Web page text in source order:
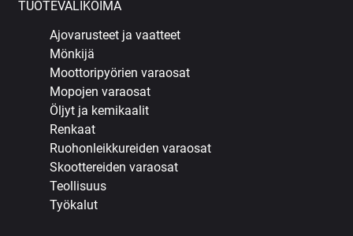
TUOTEVALIKOIMA
Ajovarusteet ja vaatteet
Mönkijä
Moottoripyörien varaosat
Mopojen varaosat
Öljyt ja kemikaalit
Renkaat
Ruohonleikkureiden varaosat
Skoottereiden varaosat
Teollisuus
Työkalut